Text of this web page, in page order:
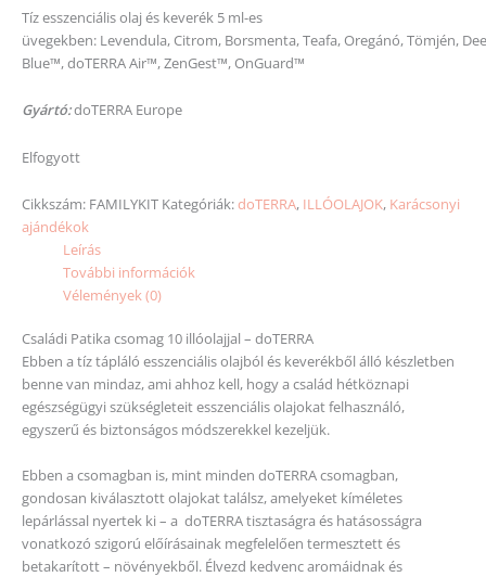
Tíz esszenciális olaj és keverék 5 ml-es
üvegekben: Levendula, Citrom, Borsmenta, Teafa, Oregánó, Tömjén,
Blue™, doTERRA Air™, ZenGest™, OnGuard™
Gyártó:doTERRA Europe
Elfogyott
Cikkszám: FAMILYKIT Kategóriák:doTERRA, ILLÓOLAJOK, Karácsonyi
ajándékok
Leírás
További információk
Vélemények (0)
Családi Patika csomag 10 illóolajjal – doTERRA
Ebben a tíz tápláló esszenciális olajból és keverékből álló készletben
benne van mindaz, ami ahhoz kell, hogy a család hétköznapi
egészségügyi szükségleteit esszenciális olajokat felhasználó,
egyszerű és biztonságos módszerekkel kezeljük.
Ebben a csomagban is, mint minden doTERRA csomagban,
gondosan kiválasztott olajokat találsz, amelyeket kíméletes
lepárlással nyertek ki – a doTERRA tisztaságra és hatásosságra
vonatkozó szigorú előírásainak megfelelően termesztett és
betakarított – növényekből. Élvezd kedvenc aromáidnak és